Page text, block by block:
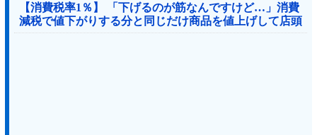
【消費税率1％】 「下げるのが筋なんですけど…」消費
減税で値下がりする分と同じだけ商品を値上げして店頭
価格を変えない店も